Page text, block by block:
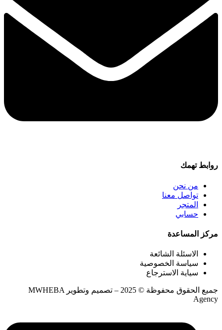
روابط تهمك
من نحن
تواصل معنا
المتجر
حسابي
مركز المساعدة
الاسئلة الشائعة
سياسة الخصوصية
سياية الاسترجاع
جميع الحقوق محفوظة © 2025 – تصميم وتطوير MWHEBA
Agency